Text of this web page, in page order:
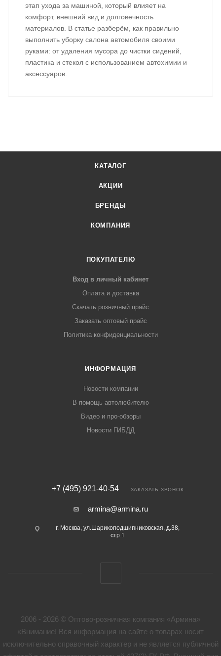
этап ухода за машиной, который влияет на
комфорт, внешний вид и долговечность
материалов. В статье разберём, как правильно
выполнить уборку салона автомобиля своими
руками: от удаления мусора до чистки сидений,
пластика и стекол с использованием автохимии и
аксессуаров.
КАТАЛОГ
АКЦИИ
БРЕНДЫ
КОМПАНИЯ
ПОКУПАТЕЛЮ
Вход в личный кабинет
Оплата и доставка
Скачать розничный прайс
Заказать оптовый прайс
Политика конфиденциальности
ИНФОРМАЦИЯ
Новости компании
В помощь автолюбителю
Видео и про-обзоры
Новости ГИБДД
+7 (495) 921-40-54 ЗАКАЗАТЬ ЗВОНОК
armina@armina.ru
г. Москва, ул.Шарикоподшипниковская, д.38,
стр.1
2006 - 2026 © Оптово-розничная компания «Армина»
«Внимание! Вся информация на сайте о товарах носит
исключительно справочный характер и не является публичной